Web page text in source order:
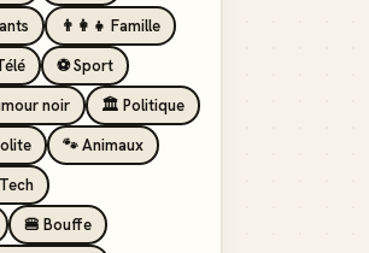
👨‍👩‍👧 Famille
⚽ Sport
noir
🏛️ Politique
🐾 Animaux
🍔 Bouffe